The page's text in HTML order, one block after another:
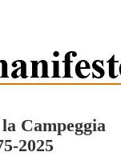
Campeggia
2025